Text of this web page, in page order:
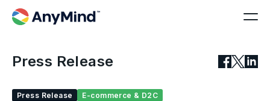
Press Release
Press Release
E-commerce & D2C